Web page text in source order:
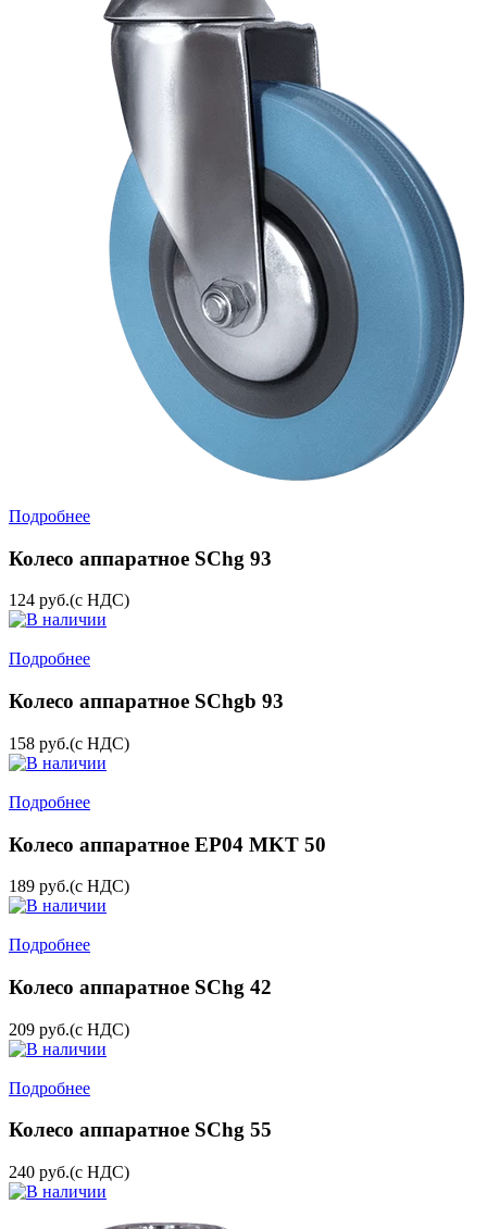
Подробнее
Колесо аппаратное SChg 93
124 руб.(с НДС)
Подробнее
Колесо аппаратное SChgb 93
158 руб.(с НДС)
Подробнее
Колесо аппаратное EP04 MKT 50
189 руб.(с НДС)
Подробнее
Колесо аппаратное SChg 42
209 руб.(с НДС)
Подробнее
Колесо аппаратное SChg 55
240 руб.(с НДС)